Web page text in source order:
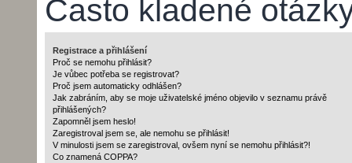
Často kladené
Registrace a přihlášení
Proč se nemohu přihlásit?
Je vůbec potřeba se registrovat?
Proč jsem automaticky odhlášen?
Jak zabráním, aby se moje uživatelské jméno objevilo v seznamu právě
přihlášených?
Zapomněl jsem heslo!
Zaregistroval jsem se, ale nemohu se přihlásit!
V minulosti jsem se zaregistroval, ovšem nyní se nemohu přihlásit?!
Co znamená COPPA?